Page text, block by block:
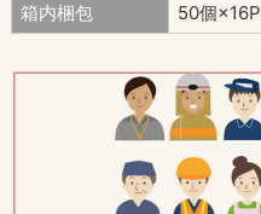
箱内梱包
50個×16P